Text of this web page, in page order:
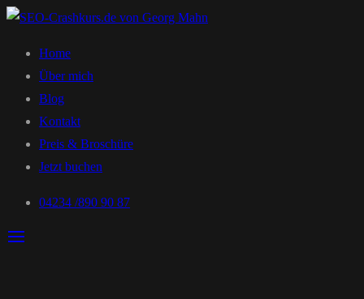
Home
Über mich
Blog
Kontakt
Preis & Broschüre
Jetzt buchen
04234 /890 90 87